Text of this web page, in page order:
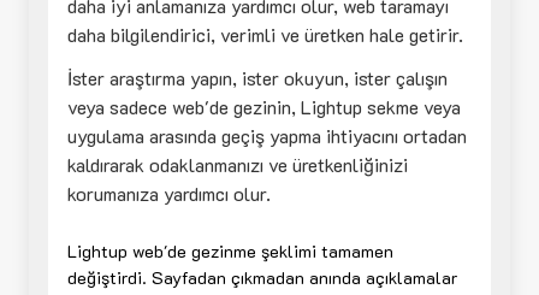
daha iyi anlamanıza yardımcı olur, web taramayı
daha bilgilendirici, verimli ve üretken hale getirir.
İster araştırma yapın, ister okuyun, ister çalışın
veya sadece web'de gezinin, Lightup sekme veya
uygulama arasında geçiş yapma ihtiyacını ortadan
kaldırarak odaklanmanızı ve üretkenliğinizi
korumanıza yardımcı olur.
Lightup web'de gezinme şeklimi tamamen
değiştirdi. Sayfadan çıkmadan anında açıklamalar